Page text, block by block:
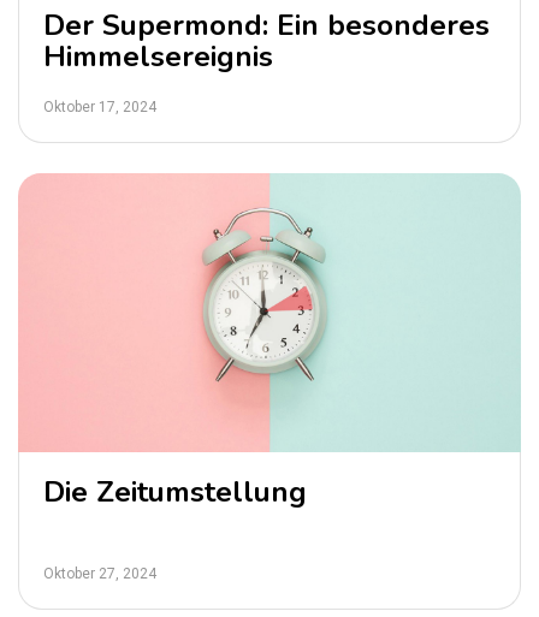
Der Supermond: Ein besonderes
Himmelsereignis
Oktober 17, 2024
Die Zeitumstellung
Oktober 27, 2024